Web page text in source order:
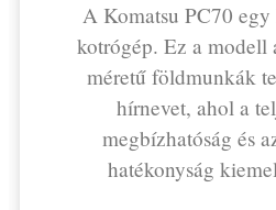
A Komatsu PC70 egy
kotrógép. Ez a modell
méretű földmunkák
hírnevet, ahol a
megbízhatóság és
hatékonyság